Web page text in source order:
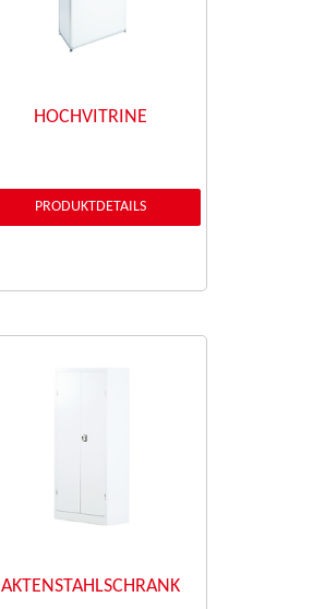
HOCHVITRINE
PRODUKTDETAILS
AKTENSTAHLSCHRANK